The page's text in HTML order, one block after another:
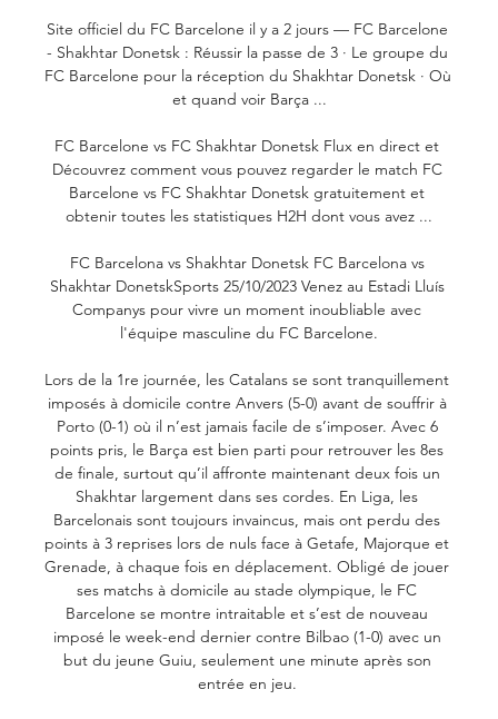
Site officiel du FC Barcelone il y a 2 jours — FC Barcelone
- Shakhtar Donetsk : Réussir la passe de 3 · Le groupe du
FC Barcelone pour la réception du Shakhtar Donetsk · Où
et quand voir Barça ...
FC Barcelone vs FC Shakhtar Donetsk Flux en direct et
Découvrez comment vous pouvez regarder le match FC
Barcelone vs FC Shakhtar Donetsk gratuitement et
obtenir toutes les statistiques H2H dont vous avez ...
FC Barcelona vs Shakhtar Donetsk FC Barcelona vs
Shakhtar DonetskSports 25/10/2023 Venez au Estadi Lluís
Companys pour vivre un moment inoubliable avec
l'équipe masculine du FC Barcelone.
Lors de la 1re journée, les Catalans se sont tranquillement
imposés à domicile contre Anvers (5-0) avant de souffrir à
Porto (0-1) où il n’est jamais facile de s’imposer. Avec 6
points pris, le Barça est bien parti pour retrouver les 8es
de finale, surtout qu’il affronte maintenant deux fois un
Shakhtar largement dans ses cordes. En Liga, les
Barcelonais sont toujours invaincus, mais ont perdu des
points à 3 reprises lors de nuls face à Getafe, Majorque et
Grenade, à chaque fois en déplacement. Obligé de jouer
ses matchs à domicile au stade olympique, le FC
Barcelone se montre intraitable et s’est de nouveau
imposé le week-end dernier contre Bilbao (1-0) avec un
but du jeune Guiu, seulement une minute après son
entrée en jeu.